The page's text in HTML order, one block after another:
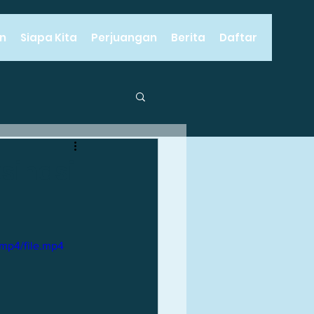
Siapa Kita Perjuangan Berita Daftar
file.mp4